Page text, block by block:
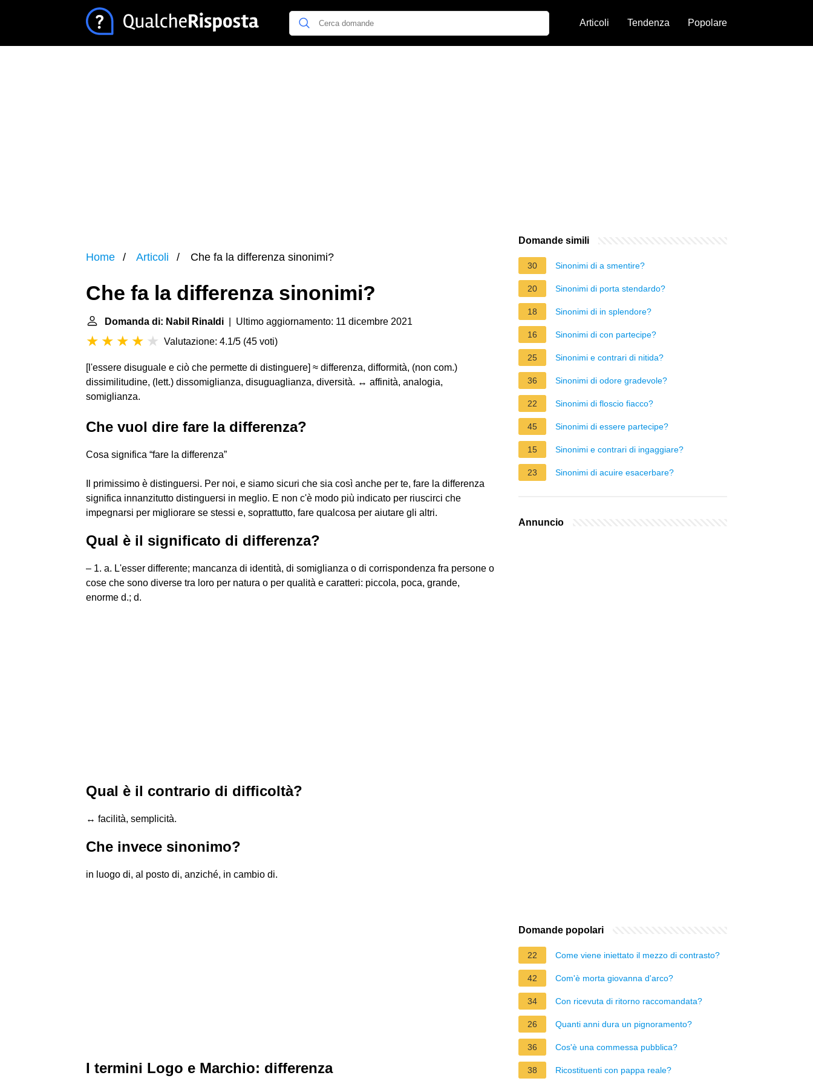
Articoli Tendenza Popolare
Home Articoli Che fa la differenza sinonimi?
Che fa la differenza sinonimi?
Domanda di: Nabil Rinaldi | Ultimo aggiornamento: 11 dicembre 2021
Valutazione: 4.1/5 (45 voti)
[l'essere disuguale e ciò che permette di distinguere] ≈ differenza, difformità, (non com.)
dissimilitudine, (lett.) dissomiglianza, disuguaglianza, diversità. ↔ affinità, analogia,
somiglianza.
Che vuol dire fare la differenza?
Cosa significa “fare la differenza”
Il primissimo è distinguersi. Per noi, e siamo sicuri che sia così anche per te, fare la differenza
significa innanzitutto distinguersi in meglio. E non c'è modo più indicato per riuscirci che
impegnarsi per migliorare se stessi e, soprattutto, fare qualcosa per aiutare gli altri.
Qual è il significato di differenza?
– 1. a. L'esser differente; mancanza di identità, di somiglianza o di corrispondenza fra persone o
cose che sono diverse tra loro per natura o per qualità e caratteri: piccola, poca, grande,
enorme d.; d.
Qual è il contrario di difficoltà?
↔ facilità, semplicità.
Che invece sinonimo?
in luogo di, al posto di, anziché, in cambio di.
I termini Logo e Marchio: differenza
Domande simili
30 Sinonimi di a smentire?
20 Sinonimi di porta stendardo?
18 Sinonimi di in splendore?
16 Sinonimi di con partecipe?
25 Sinonimi e contrari di nitida?
36 Sinonimi di odore gradevole?
22 Sinonimi di floscio fiacco?
45 Sinonimi di essere partecipe?
15 Sinonimi e contrari di ingaggiare?
23 Sinonimi di acuire esacerbare?
Annuncio
Domande popolari
22 Come viene iniettato il mezzo di contrasto?
42 Com'è morta giovanna d'arco?
34 Con ricevuta di ritorno raccomandata?
26 Quanti anni dura un pignoramento?
36 Cos'è una commessa pubblica?
38 Ricostituenti con pappa reale?